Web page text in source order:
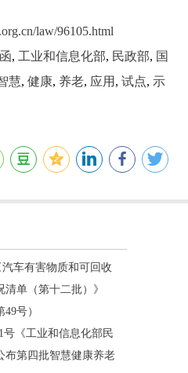
law/96105.html
,工业和信息化部, 民政部, 国
慧,健康, 养老, 应用 ,试点,示
汽车有害物质和可回收
单（第十二批）》
号）
号《工业和信息化部民
布第四批智慧健康养老